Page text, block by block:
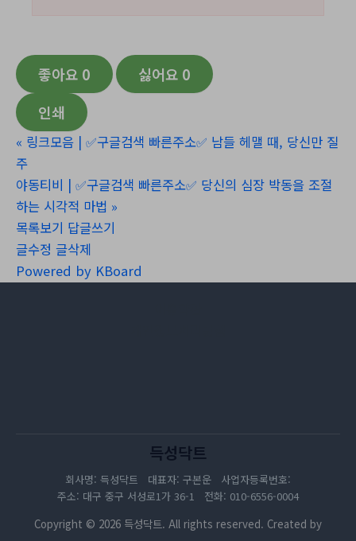
좋아요 0 싫어요 0
인쇄
« 링크모음 | ✅구글검색 빠른주소✅ 남들 헤맬 때, 당신만 질
주
야동티비 | ✅구글검색 빠른주소✅ 당신의 심장 박동을 조절
하는 시각적 마법 »
목록보기 답글쓰기
글수정 글삭제
Powered by KBoard
득성닥트
회사명: 득성닥트 대표자: 구본운 사업자등록번호:
주소: 대구 중구 서성로1가 36-1 전화: 010-6556-0004
Copyright © 2026 득성닥트. All rights reserved. Created by